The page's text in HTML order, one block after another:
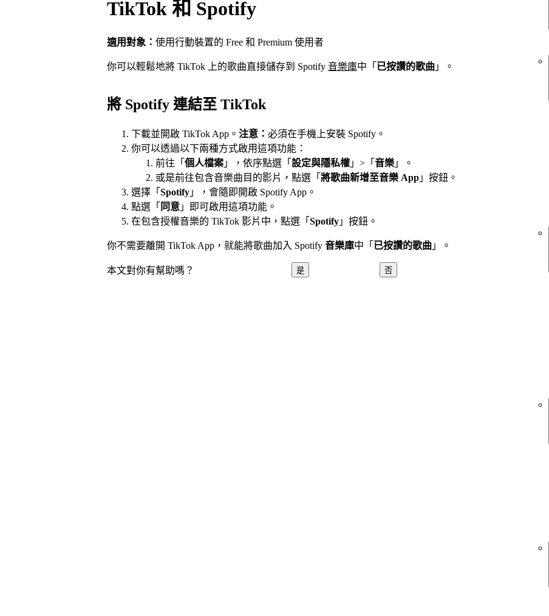
TikTok 和 Spotify
適用對象： 使用行動裝置的 Free 和 Premium 使用者
你可以輕鬆地將 TikTok 上的歌曲直接儲存到 Spotify 音樂庫中「 已按讚的歌曲 」。
將 Spotify 連結至 TikTok
下載並開啟 TikTok App。 注意： 必須在手機上安裝 Spotify。
你可以透過以下兩種方式啟用這項功能：
前往「 個人檔案 」，依序點選「 設定與隱私權 」>「 音樂 」。
或是前往包含音樂曲目的影片，點選「 將歌曲新增至音樂 App 」按鈕。
選擇「 Spotify 」，會隨即開啟 Spotify App。
點選「 同意 」即可啟用這項功能。
在包含授權音樂的 TikTok 影片中，點選「 Spotify 」按鈕。
你不需要離開 TikTok App，就能將歌曲加入 Spotify 音樂庫中「 已按讚的歌曲 」。
本文對你有幫助嗎？ 是 否